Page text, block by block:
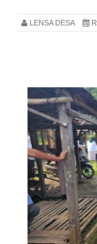
LENSA DESA